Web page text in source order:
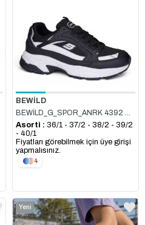
BEWİLD
BEWİLD_G_SPOR_ANRK 4392 SİYAH_BEYAZ
Asorti : 36/1 - 37/2 - 38/2 - 39/2
- 40/1
Fiyatları görebilmek için üye girişi
yapmalısınız.
4
Yeni
Ürün